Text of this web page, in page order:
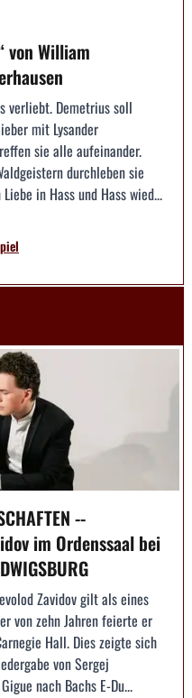
von William
verliebt. Demetrius soll
mit Lysander
sie alle aufeinander.
durchleben sie
in Hass und Hass wied...
--
im Ordenssaal bei
Zavidov gilt als eines
von zehn Jahren feierte er
Hall. Dies zeigte sich
von Sergej
nach Bachs E-Du...